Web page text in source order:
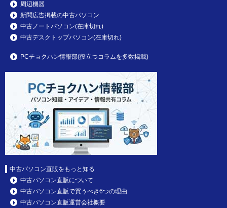
周辺機器
新聞広告掲載の中古パソコン
中古ノートパソコン(在庫切れ)
中古デスクトップパソコン(在庫切れ)
PCチョクハン情報部(役立つコラムを多数掲載)
中古パソコン直販をもっと知る
中古パソコン直販について
中古パソコン直販で買うべき6つの理由
中古パソコン直販運営会社概要